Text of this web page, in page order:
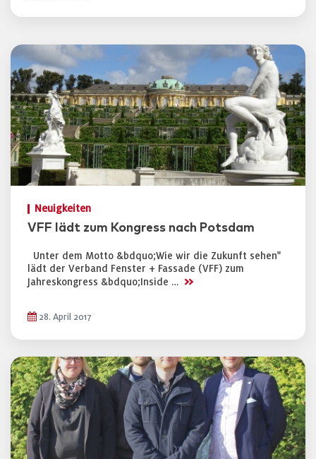
Neuigkeiten
VFF lädt zum Kongress nach Potsdam
Unter dem Motto &bdquo;Wie wir die Zukunft sehen"
lädt der Verband Fenster + Fassade (VFF) zum
Jahreskongress &bdquo;Inside … >>
28. April 2017